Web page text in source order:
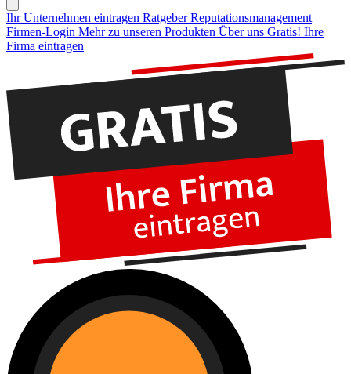
Ihr Unternehmen eintragen Ratgeber Reputationsmanagement
Firmen-Login Mehr zu unseren Produkten Über uns Gratis! Ihre
Firma eintragen